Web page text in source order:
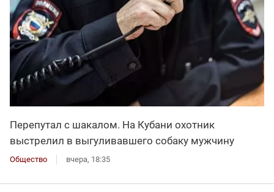
Перепутал с шакалом. На Кубани охотник
выстрелил в выгуливавшего собаку мужчину
Общество вчера, 18:35